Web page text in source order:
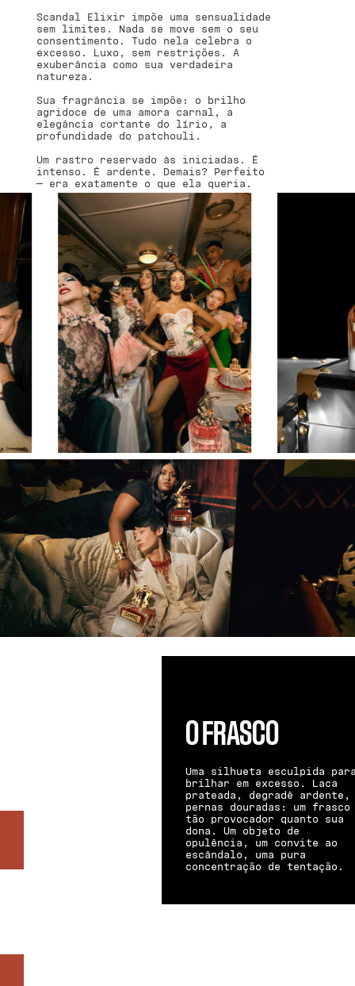
Scandal Elixir impõe uma sensualidade
sem limites. Nada se move sem o seu
consentimento. Tudo nela celebra o
excesso. Luxo, sem restrições. A
exuberância como sua verdadeira
natureza.
Sua fragrância se impõe: o brilho
agridoce de uma amora carnal, a
elegância cortante do lírio, a
profundidade do patchouli.
Um rastro reservado às iniciadas. É
intenso. É ardente. Demais? Perfeito
— era exatamente o que ela queria.
O FRASCO
Uma silhueta esculpida
brilhar em excesso. Laca
prateada, degradê ardente,
pernas douradas: um frasco
tão provocador quanto sua
dona. Um objeto de
opulência, um convite ao
escândalo, uma pura
concentração de tentação.
NOTAS DE CORAÇÃO